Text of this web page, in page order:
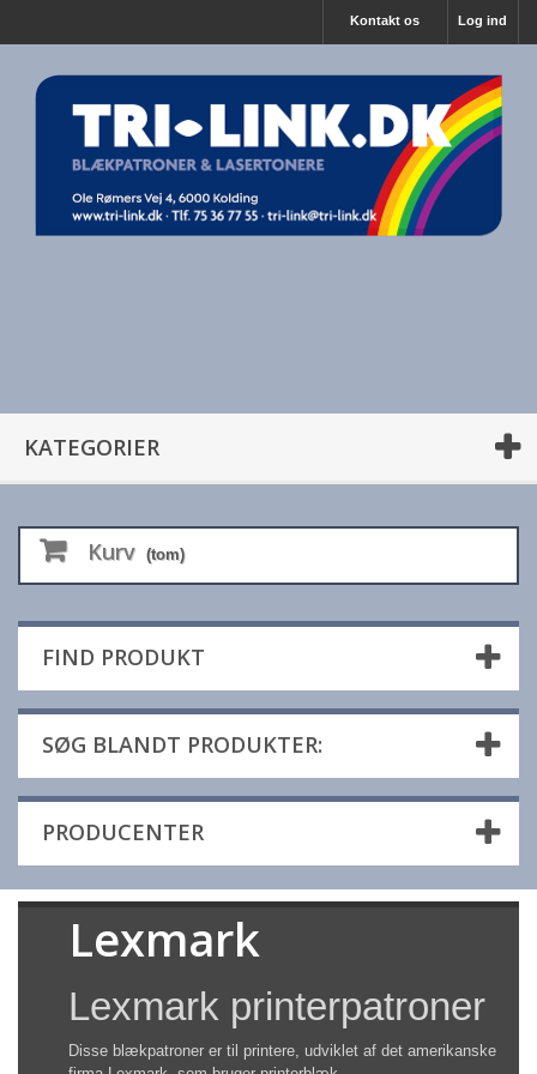
Log ind
Kontakt os
KATEGORIER
Kurv (tom)
FIND PRODUKT
SØG BLANDT PRODUKTER:
PRODUCENTER
Lexmark
Lexmark printerpatroner
Disse blækpatroner er til printere, udviklet af det amerikanske